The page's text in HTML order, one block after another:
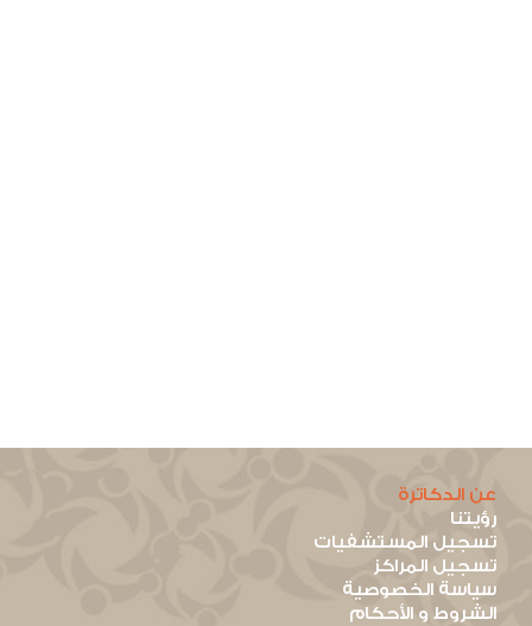
عن الدكاترة
رؤيتنا
تسجيل المستشفيات
تسجيل المراكز
سياسة الخصوصية
الشروط و الأحكام